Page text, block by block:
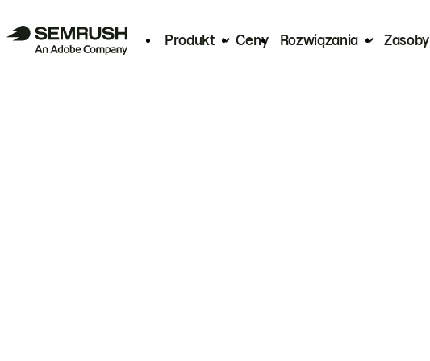
Produkt Ceny Rozwiązania Zasoby